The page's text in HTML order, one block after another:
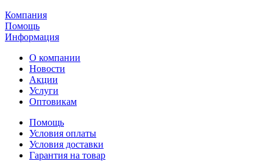
Компания
Помощь
Информация
О компании
Новости
Акции
Услуги
Оптовикам
Помощь
Условия оплаты
Условия доставки
Гарантия на товар